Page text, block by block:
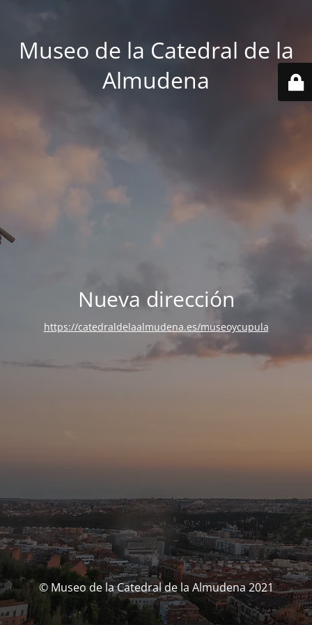
Museo de la Catedral de la
Almudena
Nueva dirección
https://catedraldelaalmudena.es/museoycupula
© Museo de la Catedral de la Almudena 2021